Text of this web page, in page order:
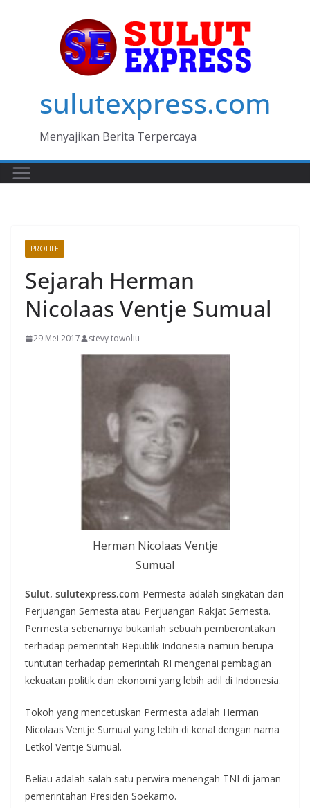
sulutexpress.com
Menyajikan Berita Terpercaya
PROFILE
Sejarah Herman
Nicolaas Ventje Sumual
29 Mei 2017 stevy towoliu
Herman Nicolaas Ventje
Sumual
Sulut, sulutexpress.com-Permesta adalah singkatan dari
Perjuangan Semesta atau Perjuangan Rakjat Semesta.
Permesta sebenarnya bukanlah sebuah pemberontakan
terhadap pemerintah Republik Indonesia namun berupa
tuntutan terhadap pemerintah RI mengenai pembagian
kekuatan politik dan ekonomi yang lebih adil di Indonesia.
Tokoh yang mencetuskan Permesta adalah Herman
Nicolaas Ventje Sumual yang lebih di kenal dengan nama
Letkol Ventje Sumual.
Beliau adalah salah satu perwira menengah TNI di jaman
pemerintahan Presiden Soekarno.